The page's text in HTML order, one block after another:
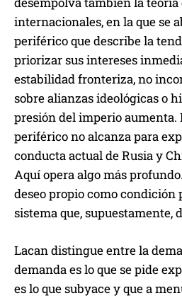
internacionales, en la que se
periférico que describe la
priorizar sus intereses
estabilidad fronteriza, no
sobre alianzas ideológicas o
presión del imperio aumenta.
periférico no alcanza para
conducta actual de Rusia y
Aquí opera algo más
deseo propio como
sistema que, supuestamente,
Lacan distingue entre la
demanda es lo que se pide
es lo que subyace y que a